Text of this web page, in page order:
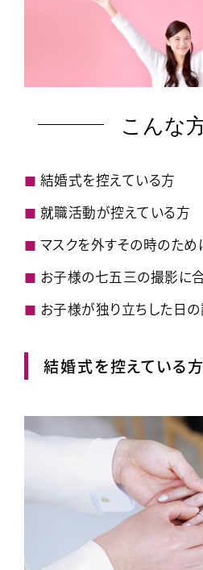
こんな
結婚式を控えている方
就職活動が控えている方
マスクを外すその時のため
お子様の七五三の撮影に
お子様が独り立ちした日
結婚式を控えている方